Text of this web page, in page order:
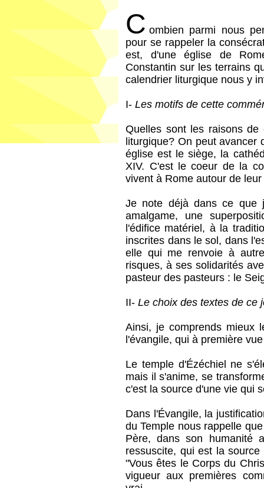
C ombien parmi nous
pour se rappeler la
est, d'une église de
Constantin sur les terrains
calendrier liturgique nous y
I-Les motifs de cette
Quelles sont les raisons de
liturgique? On peut
église est le siège, la
XIV. C'est le coeur de la
vivent à Rome autour de
Je note déjà dans ce que
amalgame, une
l'édifice matériel, à la
inscrites dans le sol, dans
elle qui me renvoie à
risques, à ses solidarités
pasteur des pasteurs : le
II-Le choix des textes de ce
Ainsi, je comprends mieux
l'évangile, qui à première
Le temple d'Ézéchiel ne
mais il s'anime, se
c'est la source d'une vie qui
Dans l'Évangile, la
du Temple nous rappelle
Père, dans son humanité
ressuscite, qui est la
"Vous êtes le Corps du
vigueur aux premières